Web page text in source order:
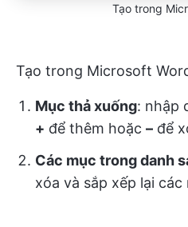
Tạo trong
Tạo trong Microsoft
Mục thả xuống: nhập
+ để thêm hoặc – để
Các mục trong danh
xóa và sắp xếp lại